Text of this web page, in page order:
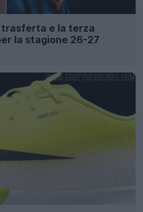
trasferta e la terza
la stagione 26-27